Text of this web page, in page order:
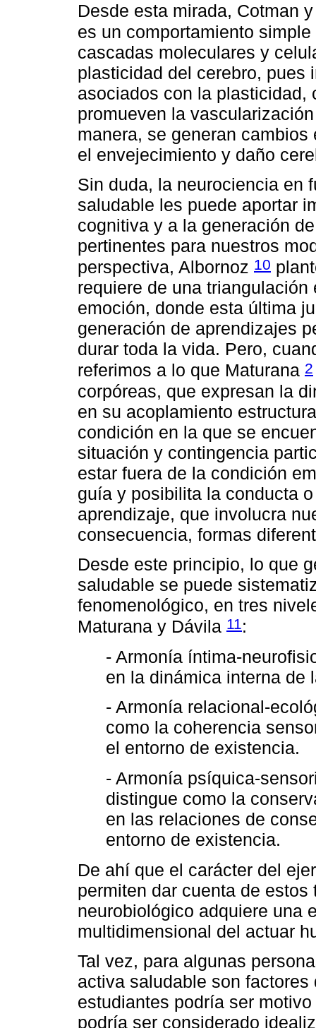
Desde esta mirada, Cotman
es un comportamiento
cascadas moleculares y
plasticidad del cerebro, pues
asociados con la plasticidad,
promueven la
manera, se generan
el envejecimiento y daño
Sin duda, la neurociencia en
saludable les puede aportar
cognitiva y a la generación
pertinentes para nuestros
perspectiva, Albornoz 10
requiere de una
emoción, donde esta última
generación de aprendizajes
durar toda la vida. Pero,
referimos a lo que Maturana 2
corpóreas, que expresan la
en su acoplamiento
condición en la que se
situación y contingencia
estar fuera de la condición
guía y posibilita la conducta
aprendizaje, que involucra
consecuencia, formas
Desde este principio, lo que
saludable se puede
fenomenológico, en tres
Maturana y Dávila 11:
- Armonía íntima-
en la dinámica interna de
- Armonía relacional-
como la coherencia
el entorno de existencia.
- Armonía psíquica-
distingue como la
en las relaciones de
entorno de existencia.
De ahí que el carácter del
permiten dar cuenta de
neurobiológico adquiere una
multidimensional del actuar
Tal vez, para algunas
activa saludable son
estudiantes podría ser
podría ser considerado